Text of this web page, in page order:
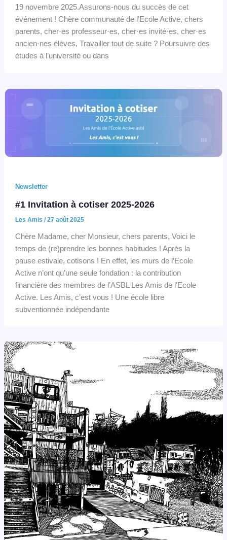
19 novembre 2025.Assurons-nous du succès de cet
événement ! Chère communauté de l’Ecole Active, chers
parents, cher·es professeur·es, cher·es invité·es, cher·es
ancien·nes élèves, Travailler tout de suite ? Poursuivre des
études à l’université ou dans
Newsletter
#1 Invitation à cotiser 2025-2026
Les Amis /27 août 2025
Chère Madame, cher Monsieur, chers parents, Voici le
temps de (re)prendre les bonnes habitudes ! Après la
pause estivale, cotisons ! En effet, les murs de l’Ecole
Active n’ont qu’une seule fondation : la contribution
financière des membres de l’ASBL Les Amis de l’Ecole
Active. Les Amis, c’est vous ! Une école libre
subventionnée indépendante